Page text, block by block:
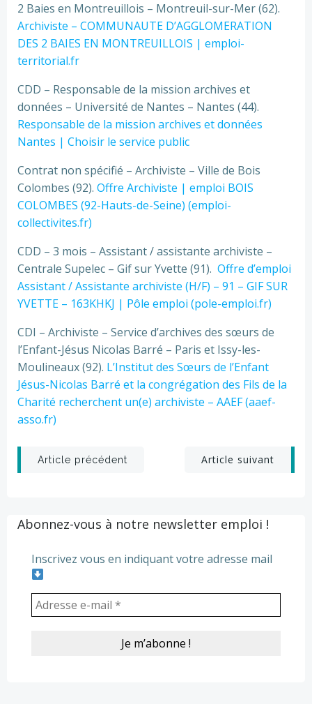
2 Baies en Montreuillois – Montreuil-sur-Mer (62).
Archiviste – COMMUNAUTE D’AGGLOMERATION
DES 2 BAIES EN MONTREUILLOIS | emploi-
territorial.fr
CDD – Responsable de la mission archives et
données – Université de Nantes – Nantes (44).
Responsable de la mission archives et données
Nantes | Choisir le service public
Contrat non spécifié – Archiviste – Ville de Bois
Colombes (92). Offre Archiviste | emploi BOIS
COLOMBES (92-Hauts-de-Seine) (emploi-
collectivites.fr)
CDD – 3 mois – Assistant / assistante archiviste –
Centrale Supelec – Gif sur Yvette (91). Offre d’emploi
Assistant / Assistante archiviste (H/F) – 91 – GIF SUR
YVETTE – 163KHKJ | Pôle emploi (pole-emploi.fr)
CDI – Archiviste – Service d’archives des sœurs de
l’Enfant-Jésus Nicolas Barré – Paris et Issy-les-
Moulineaux (92). L’Institut des Sœurs de l’Enfant
Jésus-Nicolas Barré et la congrégation des Fils de la
Charité recherchent un(e) archiviste – AAEF (aaef-
asso.fr)
Post
Article précédent
PostArticle suivant
Abonnez-vous à notre newsletter emploi !
Inscrivez vous en indiquant votre adresse mail